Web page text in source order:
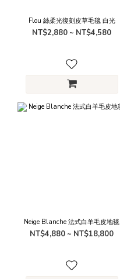
Flou 絲柔光復刻皮草毛毯 白光
NT$2,880 ~ NT$4,580
Neige Blanche 法式白羊毛皮地毯
NT$4,880 ~ NT$18,800